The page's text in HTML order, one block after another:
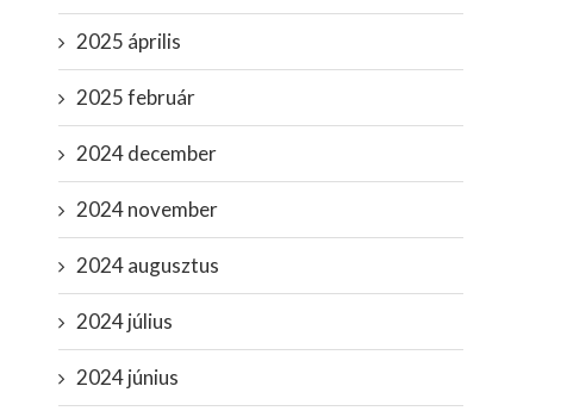
2025 április
2025 február
2024 december
2024 november
2024 augusztus
2024 július
2024 június